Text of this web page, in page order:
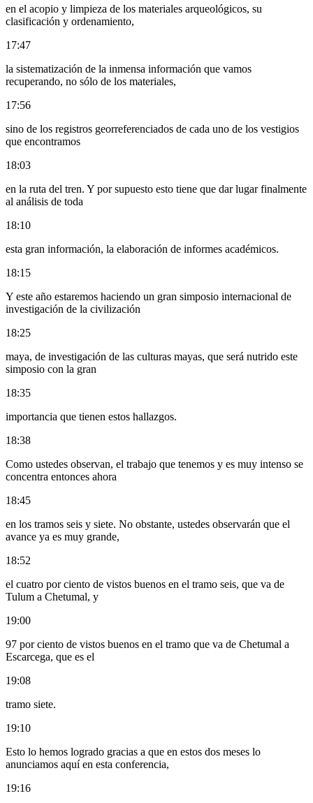
en el acopio y limpieza de los materiales arqueológicos, su
clasificación y ordenamiento,
17:47
la sistematización de la inmensa información que vamos
recuperando, no sólo de los materiales,
17:56
sino de los registros georreferenciados de cada uno de los vestigios
que encontramos
18:03
en la ruta del tren. Y por supuesto esto tiene que dar lugar finalmente
al análisis de toda
18:10
esta gran información, la elaboración de informes académicos.
18:15
Y este año estaremos haciendo un gran simposio internacional de
investigación de la civilización
18:25
maya, de investigación de las culturas mayas, que será nutrido este
simposio con la gran
18:35
importancia que tienen estos hallazgos.
18:38
Como ustedes observan, el trabajo que tenemos y es muy intenso se
concentra entonces ahora
18:45
en los tramos seis y siete. No obstante, ustedes observarán que el
avance ya es muy grande,
18:52
el cuatro por ciento de vistos buenos en el tramo seis, que va de
Tulum a Chetumal, y
19:00
97 por ciento de vistos buenos en el tramo que va de Chetumal a
Escarcega, que es el
19:08
tramo siete.
19:10
Esto lo hemos logrado gracias a que en estos dos meses lo
anunciamos aquí en esta conferencia,
19:16